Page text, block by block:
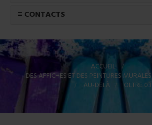
≡ CONTACTS
ACCUEIL >
DES AFFICHES ET DES PEINTURES MURALES
>
AU-DELÀ > OLTRE 03